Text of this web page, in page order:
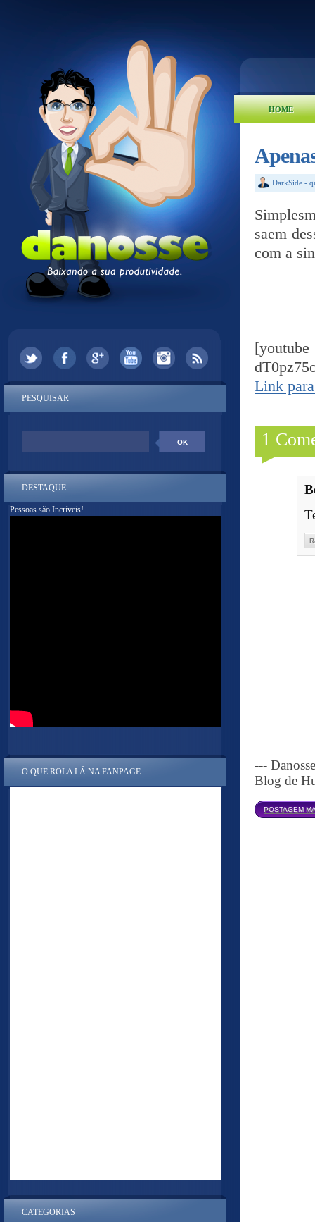
HOME
DarkSide -
saem
com a
Link
1
---
Blog de
POSTAGEM
PESQUISAR
DESTAQUE
Pessoas são Incríveis!
O QUE ROLA LÁ NA FANPAGE
CATEGORIAS